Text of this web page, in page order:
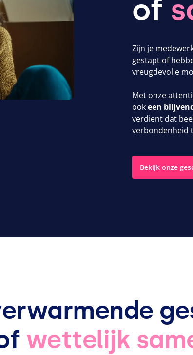
of
Zijn je
gestapt of
vreugdevolle
Met onze
ookeen
verdient dat
verbondenheid
Bekijk onze
wettelijk